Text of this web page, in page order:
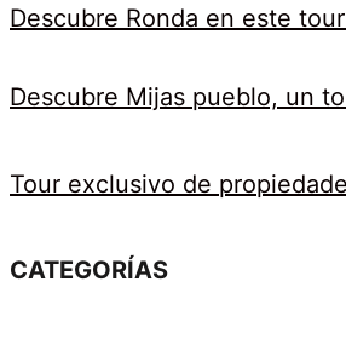
Descubre Ronda en este
Descubre Mijas pueblo, un
Tour exclusivo de
CATEGORÍAS